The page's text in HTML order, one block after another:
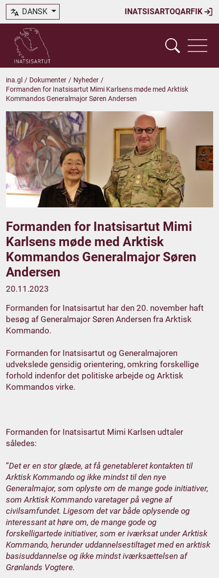
INATSISARTOQARFIK
DANSK
ina.gl / Dokumenter / Nyheder /
Formanden for Inatsisartut Mimi Karlsens møde med Arktisk
Kommandos Generalmajor Søren Andersen
Formanden for Inatsisartut Mimi
Karlsens møde med Arktisk
Kommandos Generalmajor Søren
Andersen
20.11.2023
Formanden for Inatsisartut har den 20. november haft
besøg af Generalmajor Søren Andersen fra Arktisk
Kommando.
Formanden for Inatsisartut og Generalmajoren
udvekslede gensidig orientering, omkring forskellige
forhold indenfor det politiske arbejde og Arktisk
Kommandos virke.
Formanden for Inatsisartut Mimi Karlsen udtaler
således:
”Det er en stor glæde, at få genetableret kontakten til
Arktisk Kommando og ikke mindst til den nye
Generalmajor, som oplyste om de mange gode initiativer,
som Arktisk Kommando varetager på vegne af
civilsamfundet. Ligesom det var både oplysende og
interessant at høre om, de mange gode og
forskelligartede initiativer, som er iværksat under Arktisk
Kommando, herunder uddannelsestiltaget med en arktisk
basisuddannelse og ikke mindst iværksættelsen af
Grønlands Vogtere.